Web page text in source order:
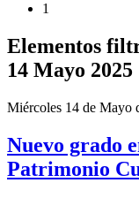
1
Elementos
14 Mayo 2025
Miércoles 14 de Mayo
Nuevo grado
Patrimonio